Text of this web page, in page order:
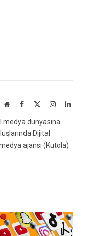
WebsiteFacebook InstagramLinkedIn
medya dünyasına
Dijital
ajansı (Kutola)